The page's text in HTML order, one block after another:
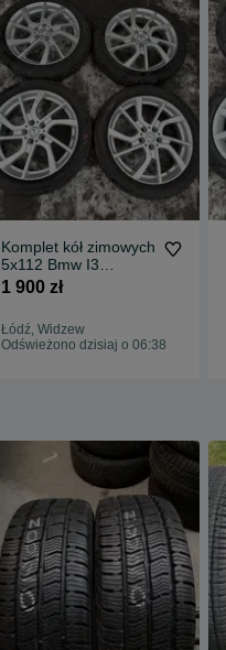
Komplet kół zimowych
5x112 Bmw I3
155/70/19
1 900 zł
Łódź, Widzew
Odświeżono dzisiaj o 06:38